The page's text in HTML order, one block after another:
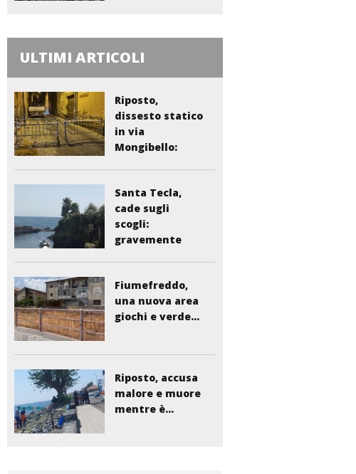
ULTIMI ARTICOLI
Riposto,
dissesto statico
in via
Mongibello:
Santa Tecla,
cade sugli
scogli:
gravemente
Fiumefreddo,
una nuova area
giochi e verde...
Riposto, accusa
malore e muore
mentre è...